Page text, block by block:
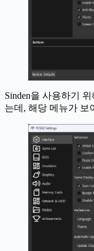
Sinden을 사용하기
는데, 해당 메뉴가 보